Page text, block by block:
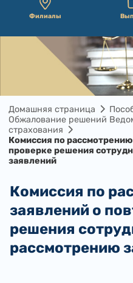
Филиалы
Домашняя страница
Обжалование решений
страхования
Комиссия по
проверке решения
заявлений
Комиссия по рассмотрению
заявлений о
решения
рассмотрению